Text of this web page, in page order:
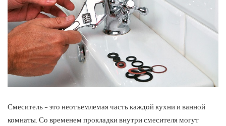
Смеситель – это неотъемлемая часть каждой кухни и ванной
комнаты. Со временем прокладки внутри смесителя могут